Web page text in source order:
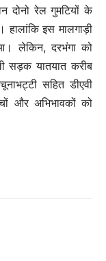
दोनो रेल गुमटियों के
हालांकि इस मालगाड़ी
लेकिन, दरभंगा को
सड़क यातयात करीब
सहित डीएवी
और अभिभावकों को